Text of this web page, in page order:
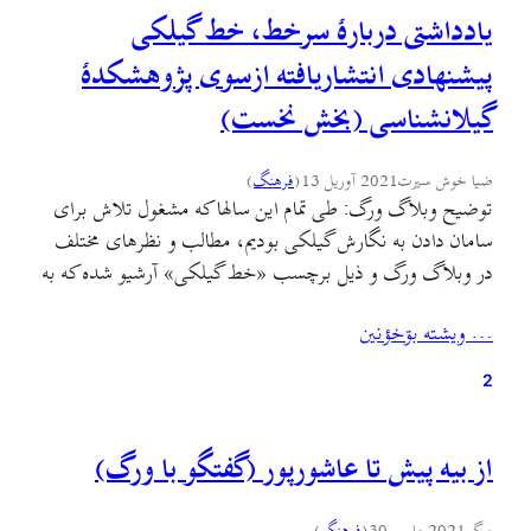
یادداشتی دربارهٔ سرخط، خط گیلکی
پیشنهادی انتشاریافته ازسوی پژوهشکدهٔ
گیلانشناسی (بخش نخست)
ضیا خوش سیرت2021 آوریل 13 (فرهنگ)
توضیح وبلاگ ورگ: طی تمام این سالها که مشغول تلاش برای
سامان دادن به نگارش گیلکی بودیم، مطالب و نظرهای مختلف
در وبلاگ ورگ و ذیل برچسب «خط گیلکی» آرشیو شده که به
یکجا به این منابع داشته باشد. اخیرا از سوی پژوهشکدهٔ
گیلان‌شناسی، آیین…
… ويشته بۊخؤنين
2
از بیه پیش تا عاشورپور (گفتگو با ورگ)